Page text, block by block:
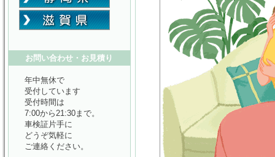
お問い合わせ・お見積り
年中無休で
受付しています
受付時間は
7:00から21:30まで。
車検証片手に
どうぞ気軽に
ご連絡ください。